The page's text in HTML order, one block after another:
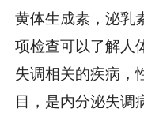
黄体生成素，泌乳
项检查可以了解人
失调相关的疾病，
目，是内分泌失调